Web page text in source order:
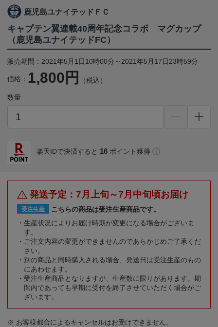
鹿児島ユナイテッドＦＣ
キャプテン翼連載40周年記念コラボ マグカップ
（鹿児島ユナイテッドFC）
販売期間：2021年5月1日10時00分～2021年5月17日23時59分
価格： 1,800円 （税込）
数量
楽天IDで決済すると 16 ポイント獲得
発送予定：7月上旬～7月中旬頃お届け
受注生産
こちらの商品は受注生産商品です。
生産状況によりお届け時期が変更になる場合がございま
す。
ご注文内容の変更ができませんのであらかじめご了承くだ
さい。
別の商品と同時購入される場合、発送日は受注生産のもの
にあわせます。
受注生産商品となりますが、生産数に限りがあります。期
間内であっても早期に受付を終了させていただく場合がご
ざいます。
※ お客様都合によるキャンセルはお受けできません。